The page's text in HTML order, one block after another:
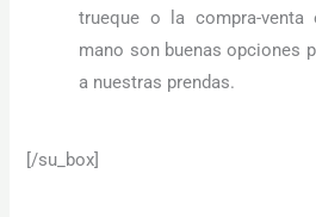
trueque o la compra-venta
mano son buenas opciones
a nuestras prendas.
[/su_box]